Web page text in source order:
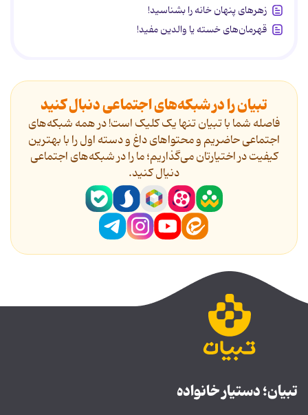
زهرهای پنهان خانه را بشناسید!
قهرمان‌های خسته یا والدین مفید!
تبیان را در شبکه‌های اجتماعی دنبال کنید
فاصله شما با تبیان تنها یک کلیک است! در همه شبکه‌های
اجتماعی حاضریم و محتواهای داغ و دسته اول را با بهترین
کیفیت در اختیارتان می‌گذاریم؛ ما را در شبکه‌های اجتماعی
دنیال کنید.
تبیان؛ دستیار خانواده